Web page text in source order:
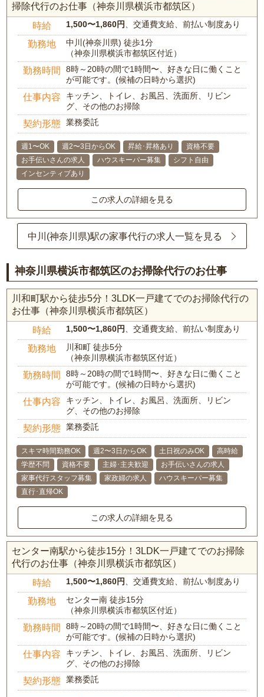
掃除代行のお仕事（神奈川県横浜市都筑区）
時給 1,500〜1,860円、交通費支給、前払い制度あり
勤務地
中川(神奈川県) 徒歩1分
（神奈川県横浜市都筑区付近）
勤務時間
8時～20時の間で1時間〜、好きな日に働くこと
が可能です。(候補の日時から選択)
仕事内容
キッチン、トイレ、お風呂、洗面所、リビン
グ、その他のお掃除
契約形態 業務委託
週1〜OK 週2〜3日からOK 昇給･昇格あり
資格不要
お手伝いさんの求人
ハウスキーパー募集
シフト自由
インセンティブあり
この求人の詳細を見る
中川(神奈川県)駅の家事代行の求人一覧を見る
神奈川県横浜市都筑区のお掃除代行のお仕事
川和町駅から徒歩5分！3LDK一戸建てでのお掃除代行の
お仕事（神奈川県横浜市都筑区）
時給 1,500〜1,860円 、交通費支給、前払い制度あり
勤務地
川和町 徒歩5分
（神奈川県横浜市都筑区付近）
勤務時間
8時～20時の間で1時間〜、好きな日に働くこと
が可能です。(候補の日時から選択)
仕事内容
キッチン、トイレ、お風呂、洗面所、リビン
グ、その他のお掃除
契約形態 業務委託
スキマ時間勤務OK 週2〜3日からOK 土日祝のみOK
高時給
学歴不問
資格不要 主婦･主夫歓迎
お手伝いさんの求人
家事代行スタッフ募集
家政婦の求人
ハウスキーパー募集
直行･直帰OK
この求人の詳細を見る
センター南駅から徒歩15分！3LDK一戸建てでのお掃除
代行のお仕事（神奈川県横浜市都筑区）
時給 1,500〜1,860円 、交通費支給、前払い制度あり
勤務地
センター南 徒歩15分
（神奈川県横浜市都筑区付近）
勤務時間
8時～20時の間で1時間〜、好きな日に働くこと
が可能です。(候補の日時から選択)
仕事内容
キッチン、トイレ、お風呂、洗面所、リビン
グ、その他のお掃除
契約形態 業務委託